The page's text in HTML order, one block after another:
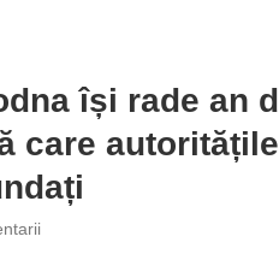
își rade an
care